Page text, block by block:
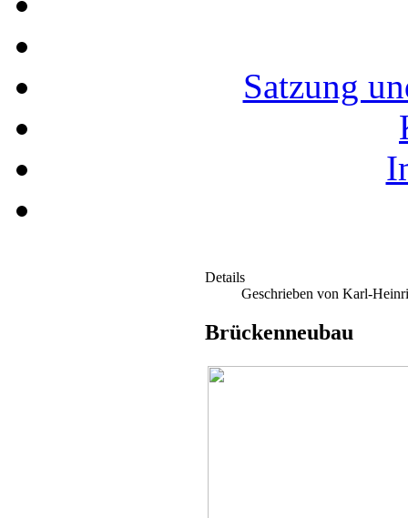
Satzung
Details
Geschrieben von Karl-
Brückenneubau